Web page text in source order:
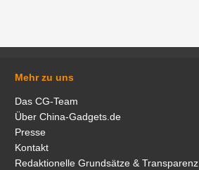
Mehr zu uns
Das CG-Team
Über China-Gadgets.de
Presse
Kontakt
Redaktionelle Grundsätze & Transparenz